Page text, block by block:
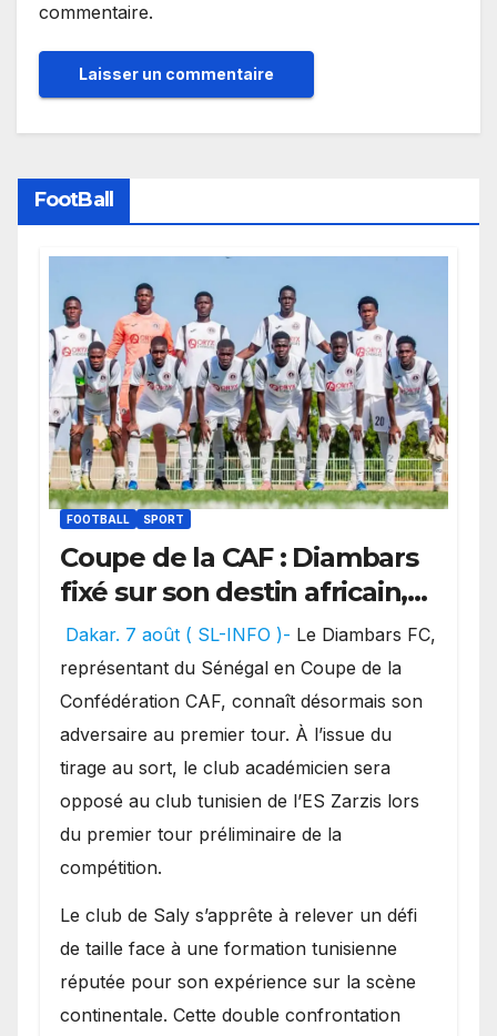
commentaire.
FootBall
FOOTBALL SPORT
Coupe de la CAF : Diambars
fixé sur son destin africain,
l’ES Zarzis sera son premier
obstacle.
Dakar. 7 août ( SL-INFO )- Le Diambars FC,
représentant du Sénégal en Coupe de la
Confédération CAF, connaît désormais son
adversaire au premier tour. À l’issue du
tirage au sort, le club académicien sera
opposé au club tunisien de l’ES Zarzis lors
du premier tour préliminaire de la
compétition.
Le club de Saly s’apprête à relever un défi
de taille face à une formation tunisienne
réputée pour son expérience sur la scène
continentale. Cette double confrontation